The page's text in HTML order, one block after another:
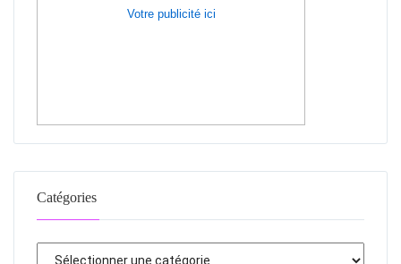
Votre publicité ici
Catégories